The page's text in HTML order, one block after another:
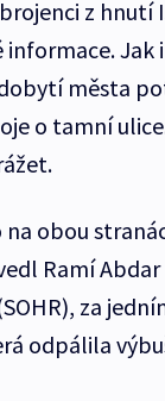
z
města
o tamní
obou
Ramí
za
odpálila